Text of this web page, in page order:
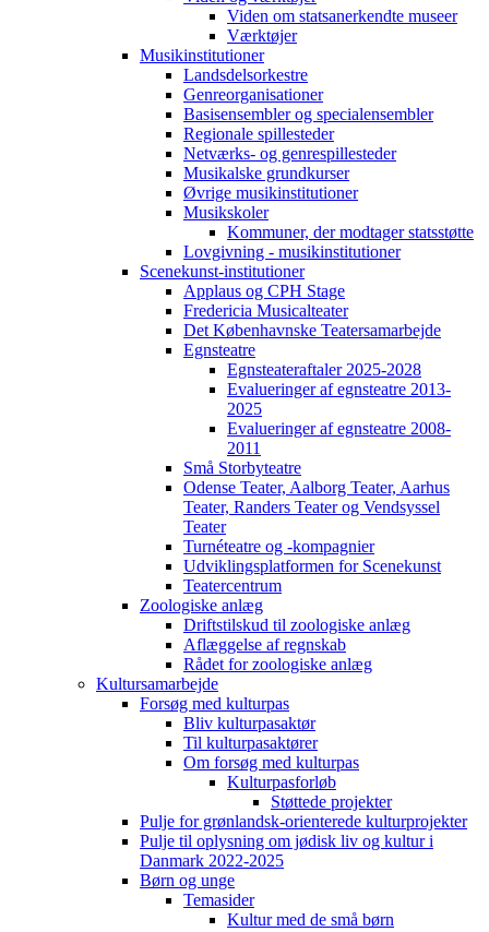
Viden om statsanerkendte museer
Værktøjer
Musikinstitutioner
Landsdelsorkestre
Genreorganisationer
Basisensembler og specialensembler
Regionale spillesteder
Netværks- og genrespillesteder
Musikalske grundkurser
Øvrige musikinstitutioner
Musikskoler
Kommuner, der modtager statsstøtte
Lovgivning - musikinstitutioner
Scenekunst-institutioner
Applaus og CPH Stage
Fredericia Musicalteater
Det Københavnske Teatersamarbejde
Egnsteatre
Egnsteateraftaler 2025-2028
Evalueringer af egnsteatre 2013-
2025
Evalueringer af egnsteatre 2008-
2011
Små Storbyteatre
Odense Teater, Aalborg Teater, Aarhus
Teater, Randers Teater og Vendsyssel
Teater
Turnéteatre og -kompagnier
Udviklingsplatformen for Scenekunst
Teatercentrum
Zoologiske anlæg
Driftstilskud til zoologiske anlæg
Aflæggelse af regnskab
Rådet for zoologiske anlæg
Kultursamarbejde
Forsøg med kulturpas
Bliv kulturpasaktør
Til kulturpasaktører
Om forsøg med kulturpas
Kulturpasforløb
Støttede projekter
Pulje for grønlandsk-orienterede kulturprojekter
Pulje til oplysning om jødisk liv og kultur i
Danmark 2022-2025
Børn og unge
Temasider
Kultur med de små børn